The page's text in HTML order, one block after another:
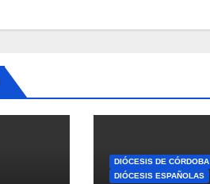
DIÓCESIS DE CÓRDOBA
DIÓCESIS ESPAÑOLAS